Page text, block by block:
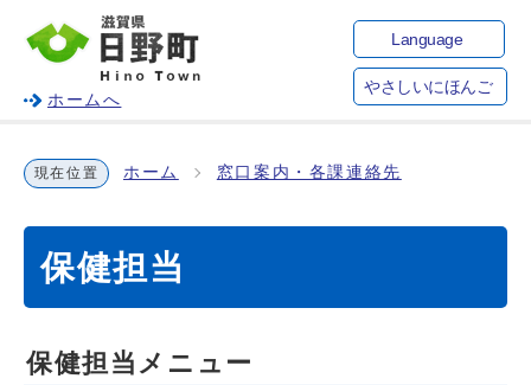
ホームへ
Language
やさしいにほんご
現在位置 ホーム 窓口案内・各課連絡先
保健担当
保健担当メニュー